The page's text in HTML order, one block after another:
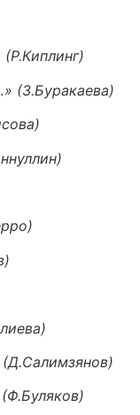
(З.Буракаева)